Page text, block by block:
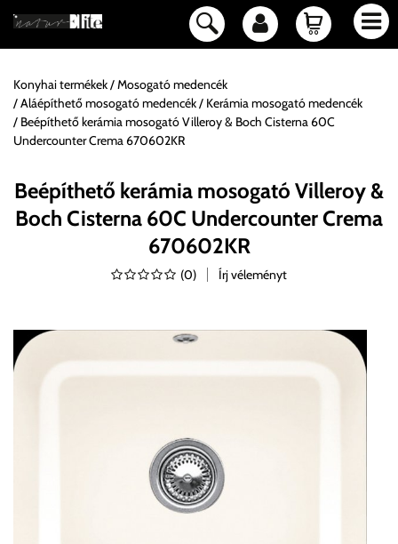
Konyhai termékek
Mosogató medencék
Aláépíthető mosogató medencék
Kerámia mosogató medencék
Beépíthető kerámia mosogató Villeroy & Boch Cisterna 60C
Undercounter Crema 670602KR
Beépíthető kerámia mosogató Villeroy &
Boch Cisterna 60C Undercounter Crema
670602KR
(0) Írj véleményt